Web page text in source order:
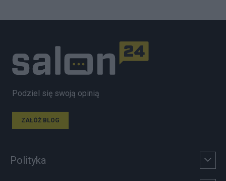
Podziel się swoją opinią
ZAŁÓŻ BLOG
Polityka